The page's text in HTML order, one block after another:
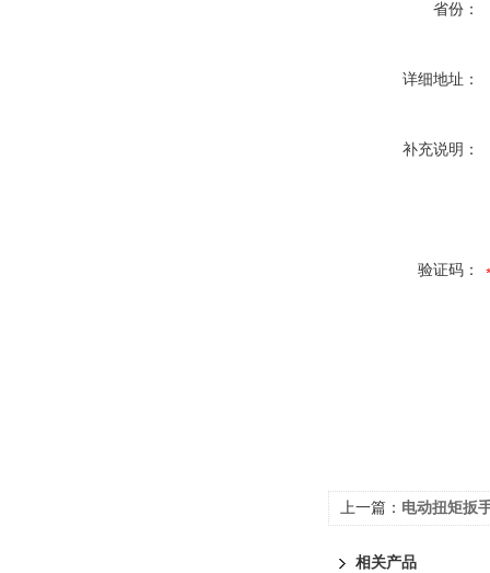
省份：
详细地址：
补充说明：
验证码：
上一篇： 电动扭矩扳手黑
相关产品